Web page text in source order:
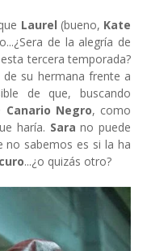
Laurel (bueno, Kate
de la alegría de
tercera temporada?
su hermana frente a
de que, buscando
Canario Negro, como
haría. Sara no puede
no sabemos es si la ha
...¿o quizás otro?